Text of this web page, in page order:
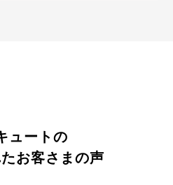
ュートの
お客さまの声